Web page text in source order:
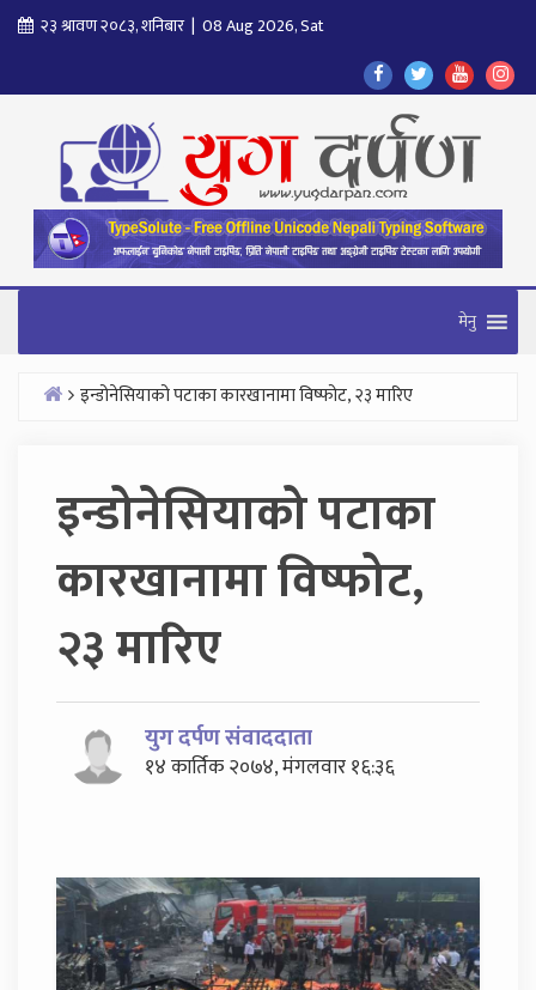
Skip २३ श्रावण २०८३, शनिबार | 08 Aug 2026, Sat
Find
Us
On
Facebook
Find
Us
On
Twitter
Find
Us
On
Youtube
Us
मेनु
इन्डोनेसियाको पटाका कारखानामा विष्फोट, २३ मारिए
इन्डोनेसियाको पटाका
कारखानामा विष्फोट,
२३ मारिए
युग दर्पण संवाददाता
१४ कार्तिक २०७४, मंगलवार १६:३६